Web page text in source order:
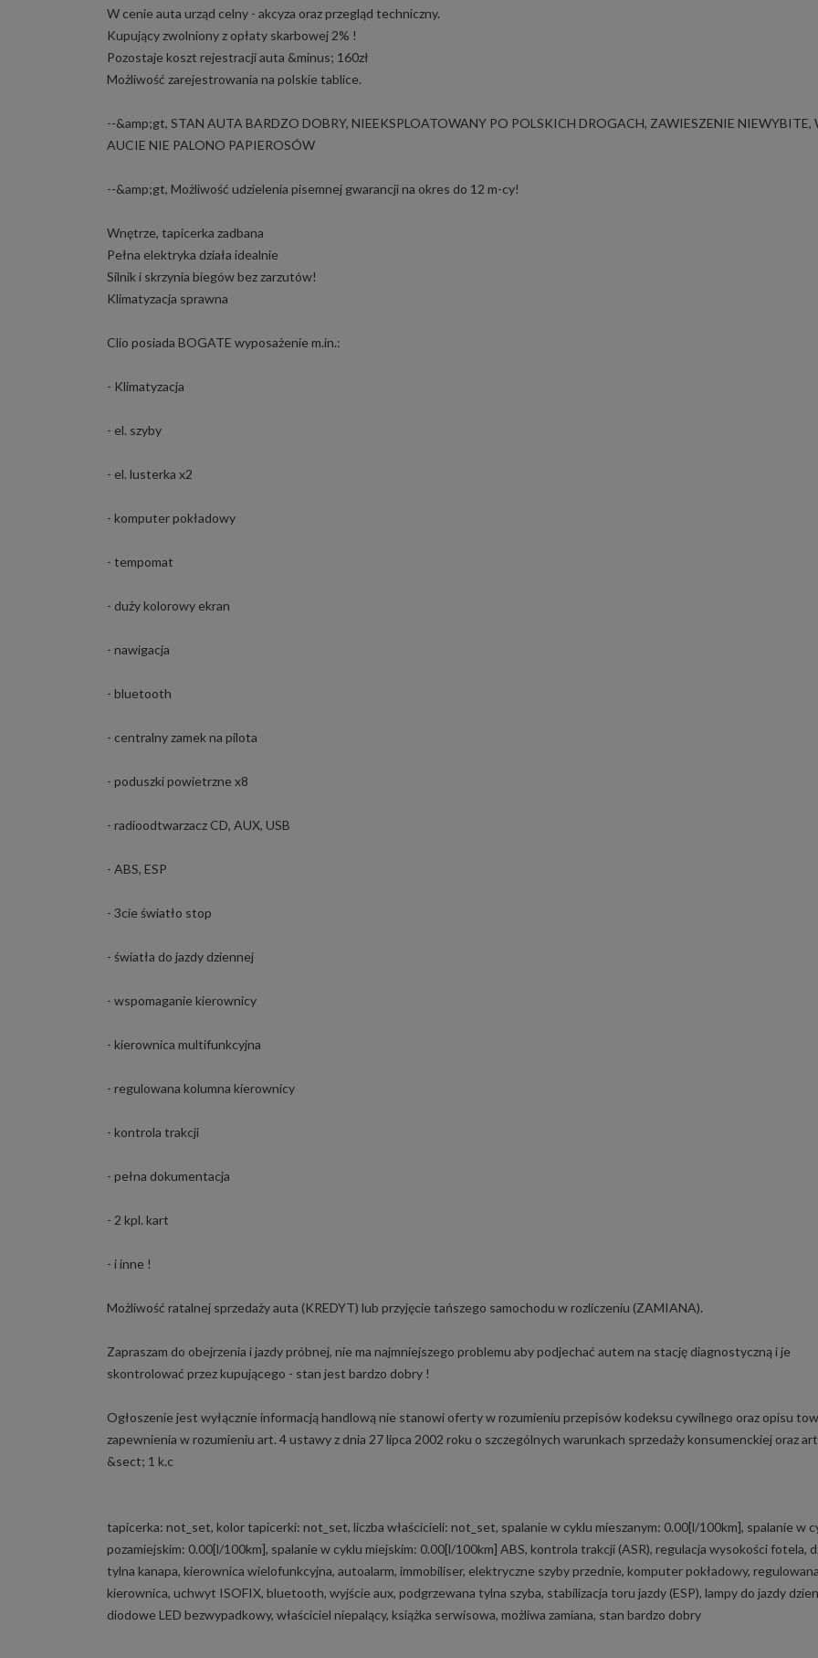
W cenie auta urząd celny - akcyza oraz przegląd techniczny.
Kupujący zwolniony z opłaty skarbowej 2% !
Pozostaje koszt rejestracji auta &minus; 160zł
Możliwość zarejestrowania na polskie tablice.
--&amp;gt, STAN AUTA BARDZO DOBRY, NIEEKSPLOATOWANY PO POLSKICH DROGACH, ZAWIESZENIE NIEWYBITE,
AUCIE NIE PALONO PAPIEROSÓW
--&amp;gt, Możliwość udzielenia pisemnej gwarancji na okres do 12 m-cy!
Wnętrze, tapicerka zadbana
Pełna elektryka działa idealnie
Silnik i skrzynia biegów bez zarzutów!
Klimatyzacja sprawna
Clio posiada BOGATE wyposażenie m.in.:
- Klimatyzacja
- el. szyby
- el. lusterka x2
- komputer pokładowy
- tempomat
- duży kolorowy ekran
- nawigacja
- bluetooth
- centralny zamek na pilota
- poduszki powietrzne x8
- radioodtwarzacz CD, AUX, USB
- ABS, ESP
- 3cie światło stop
- światła do jazdy dziennej
- wspomaganie kierownicy
- kierownica multifunkcyjna
- regulowana kolumna kierownicy
- kontrola trakcji
- pełna dokumentacja
- 2 kpl. kart
- i inne !
Możliwość ratalnej sprzedaży auta (KREDYT) lub przyjęcie tańszego samochodu w rozliczeniu (ZAMIANA).
Zapraszam do obejrzenia i jazdy próbnej, nie ma najmniejszego problemu aby podjechać autem na stację diagnostyczną i je
skontrolować przez kupującego - stan jest bardzo dobry !
Ogłoszenie jest wyłącznie informacją handlową nie stanowi oferty w rozumieniu przepisów kodeksu cywilnego oraz opisu
zapewnienia w rozumieniu art. 4 ustawy z dnia 27 lipca 2002 roku o szczególnych warunkach sprzedaży konsumenckiej oraz
&sect; 1 k.c
tapicerka: not_set, kolor tapicerki: not_set, liczba właścicieli: not_set, spalanie w cyklu mieszanym: 0.00[l/100km], spalanie w
pozamiejskim: 0.00[l/100km], spalanie w cyklu miejskim: 0.00[l/100km] ABS, kontrola trakcji (ASR), regulacja wysokości fotela,
tylna kanapa, kierownica wielofunkcyjna, autoalarm, immobiliser, elektryczne szyby przednie, komputer pokładowy,
kierownica, uchwyt ISOFIX, bluetooth, wyjście aux, podgrzewana tylna szyba, stabilizacja toru jazdy (ESP), lampy do jazdy
diodowe LED bezwypadkowy, właściciel niepalący, książka serwisowa, możliwa zamiana, stan bardzo dobry